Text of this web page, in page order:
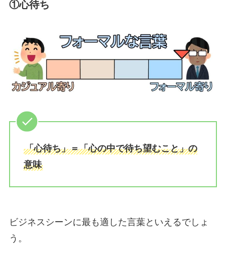
①心待ち
「心待ち」＝「心の中で待ち望むこと」の
意味
ビジネスシーンに最も適した言葉といえるでしょ
う。